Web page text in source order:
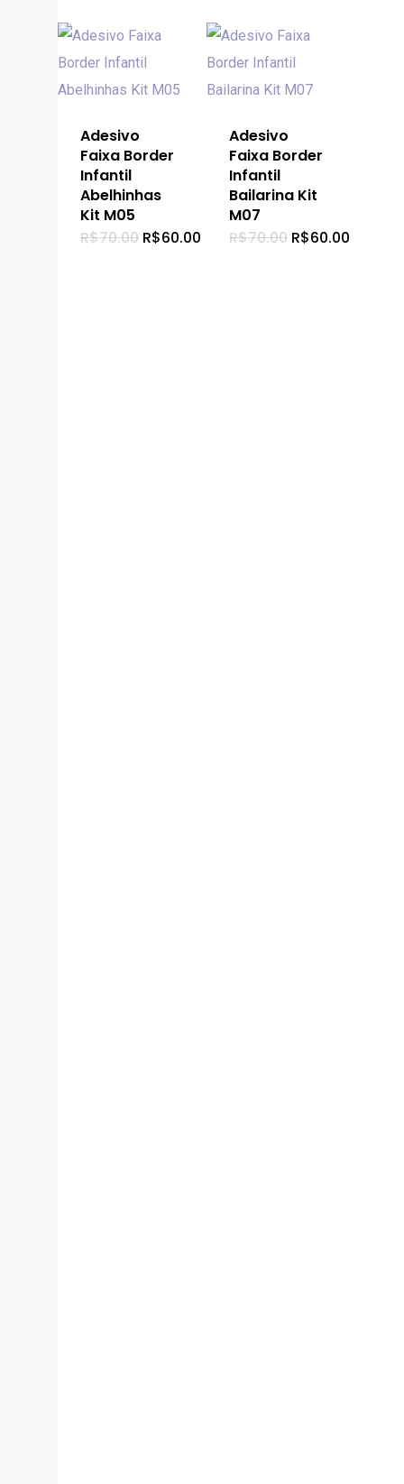
R$70.00. R$60.00. R$70.00.
Adesivo
Faixa Border
Infantil
Abelhinhas
Kit M05
R$70.00 O
R$60.00
Adesivo
Faixa Border
Infantil
Bailarina Kit
M07
R$70.00 O
R$60.00